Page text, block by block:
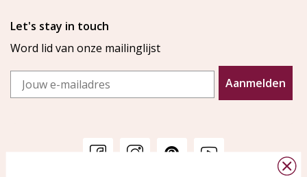
Let's stay in touch
Word lid van onze mailinglijst
Email
Aanmelden